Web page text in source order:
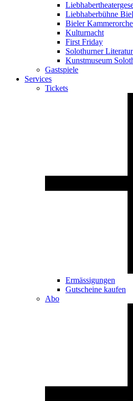
Liebhaberbühne Biel
Bieler
Kulturnacht
First Friday
Solothurner
Kunstmuseum
Gastspiele
Services
Tickets
Ermässigungen
Gutscheine kaufen
Abo